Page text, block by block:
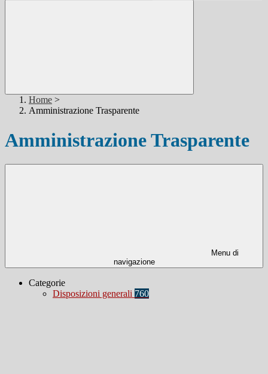
Home >
Amministrazione Trasparente
Amministrazione Trasparente
Menu di
navigazione
Categorie
Disposizioni generali 760